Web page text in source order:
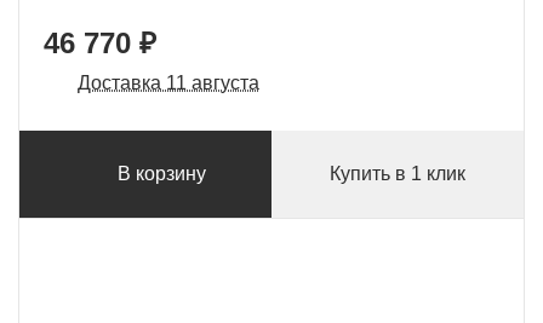
46 770 ₽
Доставка 11 августа
В корзину Купить в 1 клик